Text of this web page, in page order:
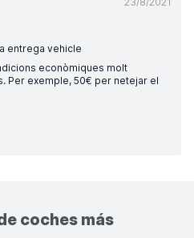
entrega vehicle
econòmiques molt
Per exemple, 50€ per netejar el
coches más